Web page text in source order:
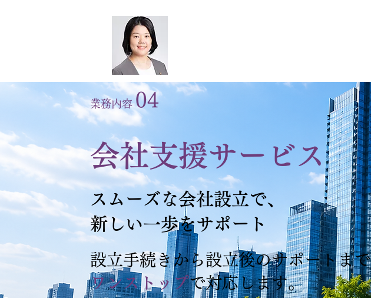
業務内容04
会社支援サービス
スムーズな会社設立で、
新しい一歩をサポート
設立手続きから設立後のサポートまで
ワンストップで対応します。